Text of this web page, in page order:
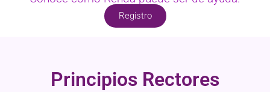
Registro
Principios Rectores